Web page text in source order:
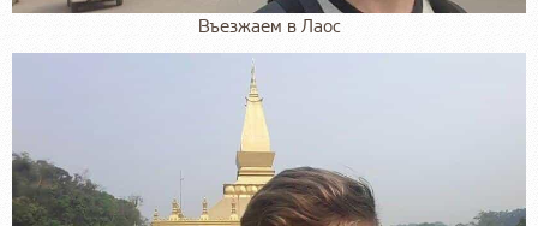
Въезжаем в Лаос